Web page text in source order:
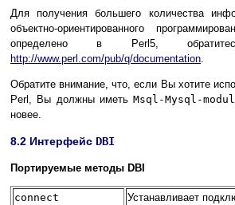
Для получения большего количества
объектно-ориентированного
определено в Perl5,
http://www.perl.com/pub/q/documentation.
Обратите внимание, что, если Вы хотите
Perl, Вы должны иметьMsql-Mysql-
новее.
8.2 Интерфейс DBI
Портируемые методы DBI
connect
Устанавливает